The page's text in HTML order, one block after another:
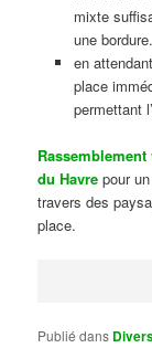
mixte
une bordure.
en
place
permettant
du Havre pour
travers des
place.
Publié dans